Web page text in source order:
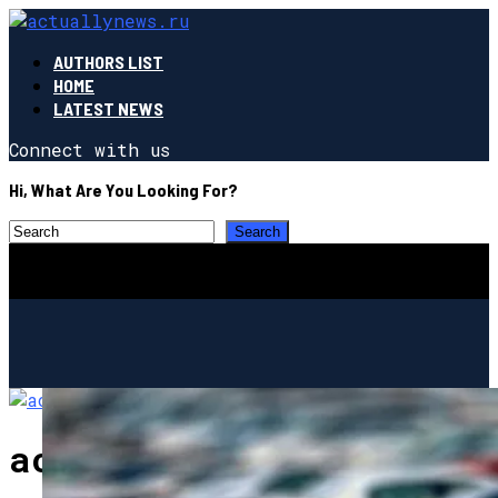
AUTHORS LIST
HOME
LATEST NEWS
Connect with us
Hi, What Are You Looking For?
actuallynews.ru